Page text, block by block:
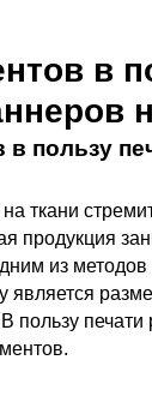
в
в пользу
ткани
продукция
из методов
является
пользу